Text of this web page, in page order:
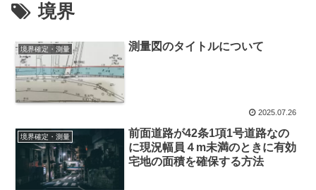
境界
境界確定・測量 測量図のタイトルについて
2025.07.26
境界確定・測量
前面道路が42条1項1号道路なの
に現況幅員４m未満のときに有効
宅地の面積を確保する方法